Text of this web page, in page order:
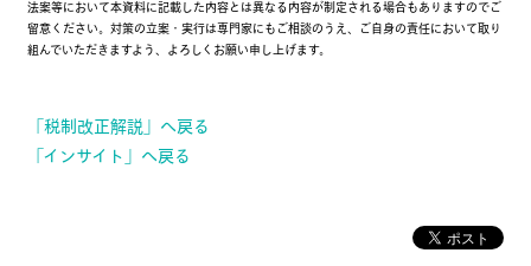
法案等において本資料に記載した内容とは異なる内容が制定される場合もありますのでご
留意ください。対策の立案・実行は専門家にもご相談のうえ、ご自身の責任において取り
組んでいただきますよう、よろしくお願い申し上げます。
「税制改正解説」へ戻る
「インサイト」へ戻る